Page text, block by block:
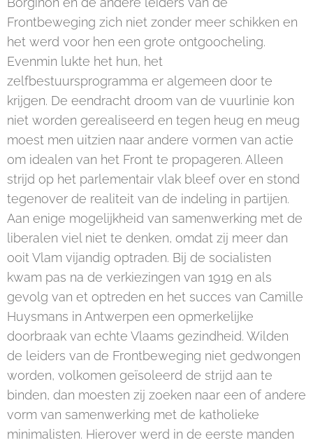
Frontbeweging zich niet zonder meer schikken en
het werd voor hen een grote ontgoocheling.
Evenmin lukte het hun, het
zelfbestuursprogramma er algemeen door te
krijgen. De eendracht droom van de vuurlinie kon
niet worden gerealiseerd en tegen heug en meug
moest men uitzien naar andere vormen van actie
om idealen van het Front te propageren. Alleen
strijd op het parlementair vlak bleef over en stond
tegenover de realiteit van de indeling in partijen.
Aan enige mogelijkheid van samenwerking met de
liberalen viel niet te denken, omdat zij meer dan
ooit Vlam vijandig optraden. Bij de socialisten
kwam pas na de verkiezingen van 1919 en als
gevolg van et optreden en het succes van Camille
Huysmans in Antwerpen een opmerkelijke
doorbraak van echte Vlaams gezindheid. Wilden
de leiders van de Frontbeweging niet gedwongen
worden, volkomen geïsoleerd de strijd aan te
binden, dan moesten zij zoeken naar een of andere
vorm van samenwerking met de katholieke
minimalisten. Hierover werd in de eerste manden